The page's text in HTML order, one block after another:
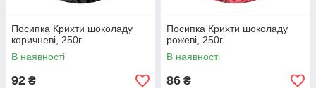
Посипка Крихти шоколаду
коричневі, 250г
В наявності
92 ₴
Посипка Крихти шоколаду
рожеві, 250г
В наявності
86 ₴